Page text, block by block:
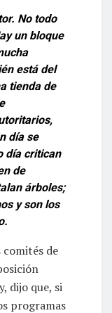
No todo
un bloque
está del
tienda de
día se
día critican
de
árboles;
y son los
de
dijo que, si
programas